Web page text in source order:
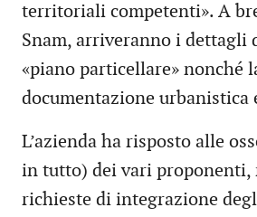
territoriali competenti». A
Snam, arriveranno i dettagli
«piano particellare» nonché
documentazione urbanistica
L’azienda ha risposto alle
in tutto) dei vari proponenti,
richieste di integrazione